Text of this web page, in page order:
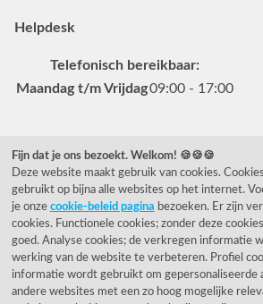
Helpdesk
Telefonisch bereikbaar:
Maandag t/m Vrijdag09:00 - 17:00
Veelgestelde vragen
0031 78 615 44 15
helpdesk@rietveldlicht.nl
Facebook InstagramPinterest
Klantwaardering
Fijn dat je ons bezoekt. Welkom! 🍪🍪🍪
Deze website maakt gebruik van cookies.
gebruikt op bijna alle websites op het internet.
je onze cookie-beleid pagina bezoeken. Er zijn
cookies. Functionele cookies; zonder deze
goed. Analyse cookies; de verkregen informatie
werking van de website te verbeteren. Profiel
informatie wordt gebruikt om gepersonaliseerde
andere websites met een zo hoog mogelijke